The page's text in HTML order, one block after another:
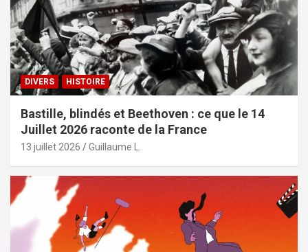
DIVERS HISTOIRE
Bastille, blindés et Beethoven : ce que le 14
Juillet 2026 raconte de la France
13 juillet 2026 Guillaume L.